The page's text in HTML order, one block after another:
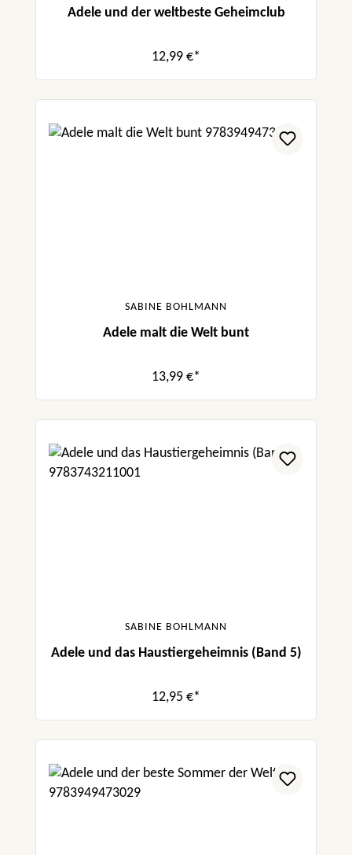
Adele und der weltbeste Geheimclub
12,99 €*
SABINE BOHLMANN
Adele malt die Welt bunt
13,99 €*
SABINE BOHLMANN
Adele und das Haustiergeheimnis (Band 5)
12,95 €*